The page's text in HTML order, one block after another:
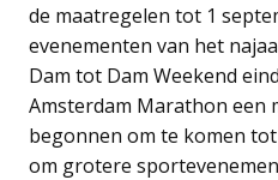
de maatregelen tot 1
evenementen van het
Dam tot Dam Weekend
Amsterdam Marathon een
begonnen om te komen
om grotere